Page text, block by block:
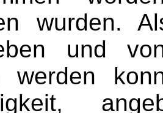
wurden.
und
werden